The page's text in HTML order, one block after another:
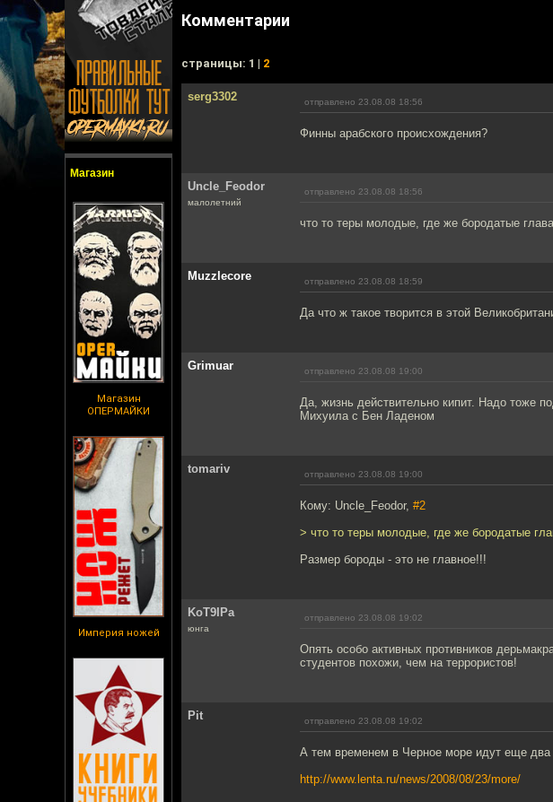
Магазин
Магазин
ОПЕРМАЙКИ
Империя ножей
Комментарии
cтраницы: 1 | 2
serg3302 отправлено 23.08.08 18:56
Финны арабского происхождения?
Uncle_Feodor
малолетний
отправлено 23.08.08 18:56
что то теры молодые, где же бородатые
Muzzlecore отправлено 23.08.08 18:59
Да что ж такое творится в этой
Grimuar отправлено 23.08.08 19:00
Да, жизнь действительно кипит. Надо тоже
Михуила с Бен Ладеном
tomariv отправлено 23.08.08 19:00
Кому: Uncle_Feodor, #2
> что то теры молодые, где же бородатые
Размер бороды - это не главное!!!
KoT9IPa
юнга
отправлено 23.08.08 19:02
Опять особо активных противников
студентов похожи, чем на террористов!
Pit отправлено 23.08.08 19:02
А тем временем в Черное море идут еще
http://www.lenta.ru/news/2008/08/23/more/